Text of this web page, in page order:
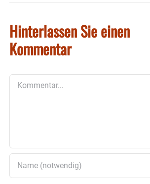
Hinterlassen Sie einen
Kommentar